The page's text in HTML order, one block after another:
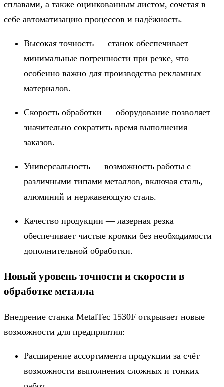
сплавами, а также оцинкованным листом, сочетая в
себе автоматизацию процессов и надёжность.
Высокая точность — станок обеспечивает
минимальные погрешности при резке, что
особенно важно для производства рекламных
материалов.
Скорость обработки — оборудование позволяет
значительно сократить время выполнения
заказов.
Универсальность — возможность работы с
различными типами металлов, включая сталь,
алюминий и нержавеющую сталь.
Качество продукции — лазерная резка
обеспечивает чистые кромки без необходимости
дополнительной обработки.
Новый уровень точности и скорости в
обработке металла
Внедрение станка MetalTec 1530F открывает новые
возможности для предприятия:
Расширение ассортимента продукции за счёт
возможности выполнения сложных и тонких